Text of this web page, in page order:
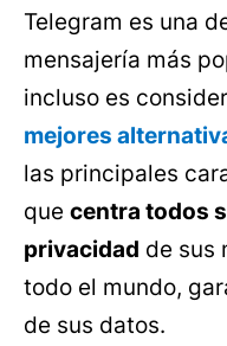
Telegram es una
mensajería más
incluso es
mejores
las principales
que centra todos
privacidad de sus
todo el mundo,
de sus datos.